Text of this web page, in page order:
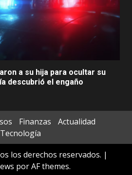
a su hija para ocultar su
descubrió el engaño
Finanzas
Actualidad
Tecnología
los derechos reservados. |
por AF themes.